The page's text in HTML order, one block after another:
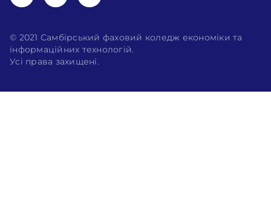
© 2021 Самбірський фаховий коледж економіки та
інформаційних технологій.
Усі права захищені.